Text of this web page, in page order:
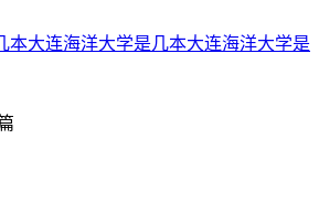
本大连海洋大学是几本大连海洋大学是